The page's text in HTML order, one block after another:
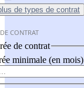
de types de contrat
CONTRAT
de contrat
minimale (en mois)